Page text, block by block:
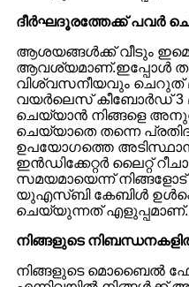
ദീർഘദൂരത്തേക്ക് പവർ
ആശയങ്ങൾക്ക് വീടും
ആവശ്യമാണ്.ഇപ്പോൾ
വിശ്വസനീയവും ചെറുത്
വയർലെസ് കീബോർഡ് 3
ചെയ്യാൻ നിങ്ങളെ
ചെയ്യാതെ തന്നെ
ഉപയോഗത്തെ
ഇൻഡിക്കേറ്റർ ലൈറ്റ്
സമയമായെന്ന്
യുഎസ്ബി കേബിൾ
ചെയ്യുന്നത് എളുപ്പമാണ്.
നിങ്ങളുടെ
നിങ്ങളുടെ മൊബൈൽ